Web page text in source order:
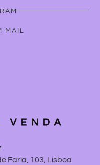
MAIL
VENDA
Faria, 103, Lisboa